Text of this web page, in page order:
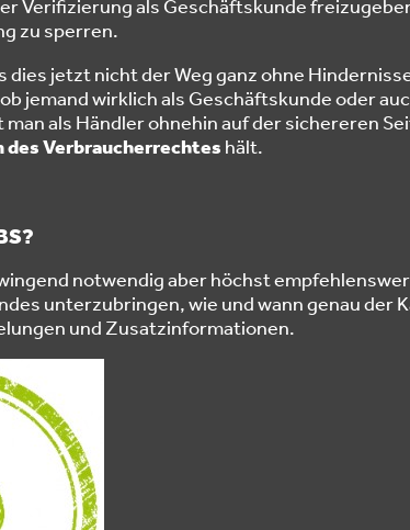
Verifizierung als Geschäftskunde
zu sperren.
dies jetzt nicht der Weg ganz ohne
jemand wirklich als Geschäftskunde oder
als Händler ohnehin auf der sichereren
Verbraucherrechtes hält.
notwendig aber höchst
unterzubringen, wie und wann genau der
und Zusatzinformationen.